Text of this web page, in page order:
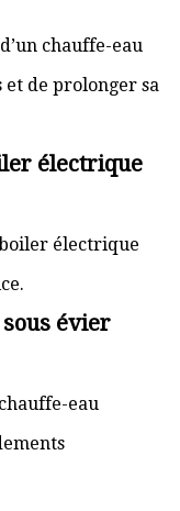
chauffe-eau
de prolonger sa
électrique
électrique
évier
eau